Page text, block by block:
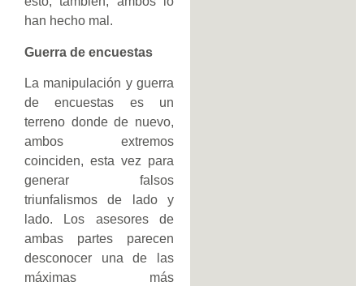
han hecho mal.
Guerra de encuestas
La manipulación y guerra
de encuestas es un
terreno donde de nuevo,
ambos extremos
coinciden, esta vez para
generar falsos
triunfalismos de lado y
lado. Los asesores de
ambas partes parecen
desconocer una de las
máximas más